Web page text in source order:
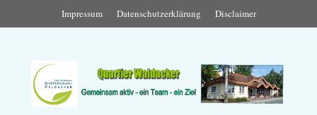
Impressum Datenschutzerklärung Disclaimer